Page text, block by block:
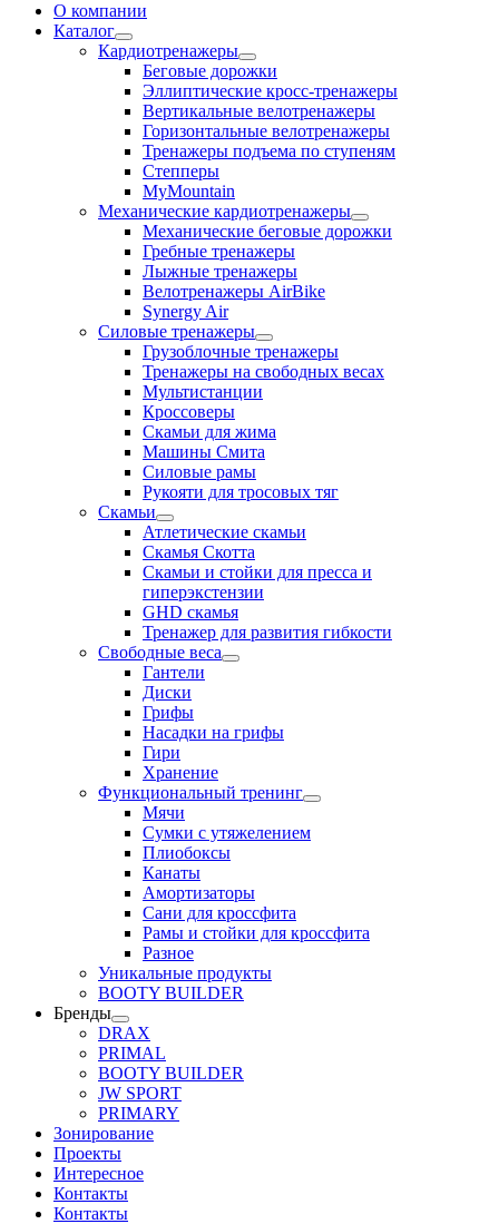
О компании
Каталог
Кардиотренажеры
Беговые дорожки
Эллиптические кросс-тренажеры
Вертикальные велотренажеры
Горизонтальные велотренажеры
Тренажеры подъема по ступеням
Степперы
MyMountain
Механические кардиотренажеры
Механические беговые дорожки
Гребные тренажеры
Лыжные тренажеры
Велотренажеры AirBike
Synergy Air
Силовые тренажеры
Грузоблочные тренажеры
Тренажеры на свободных весах
Мультистанции
Кроссоверы
Скамьи для жима
Машины Смита
Силовые рамы
Рукояти для тросовых тяг
Скамьи
Атлетические скамьи
Скамья Скотта
Скамьи и стойки для пресса и
гиперэкстензии
GHD скамья
Тренажер для развития гибкости
Свободные веса
Гантели
Диски
Грифы
Насадки на грифы
Гири
Хранение
Функциональный тренинг
Мячи
Сумки с утяжелением
Плиобоксы
Канаты
Амортизаторы
Сани для кроссфита
Рамы и стойки для кроссфита
Разное
Уникальные продукты
BOOTY BUILDER
Бренды
DRAX
PRIMAL
BOOTY BUILDER
JW SPORT
PRIMARY
Зонирование
Проекты
Интересное
Контакты
Контакты